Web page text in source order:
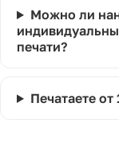
Можно ли
печати?
Печатаете от